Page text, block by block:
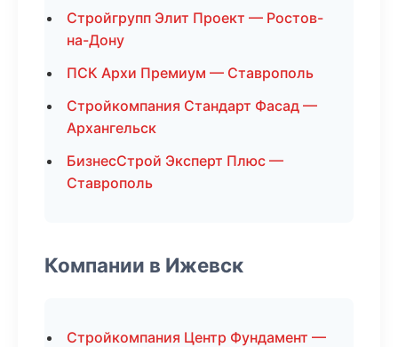
Стройгрупп Элит Проект — Ростов-
на-Дону
ПСК Архи Премиум — Ставрополь
Стройкомпания Стандарт Фасад —
Архангельск
БизнесСтрой Эксперт Плюс —
Ставрополь
Компании в Ижевск
Стройкомпания Центр Фундамент —